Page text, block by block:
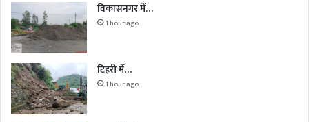
विकासनगर में…
1 hour ago
टिहरी में…
1 hour ago